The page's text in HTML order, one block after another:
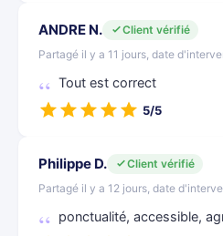
ANDRE N.
Client vérifié
Partagé il y a 11 jours, date
Tout est correct
5/5
Philippe D.
Client vérifié
Partagé il y a 12 jours, date
ponctualité, accessible,